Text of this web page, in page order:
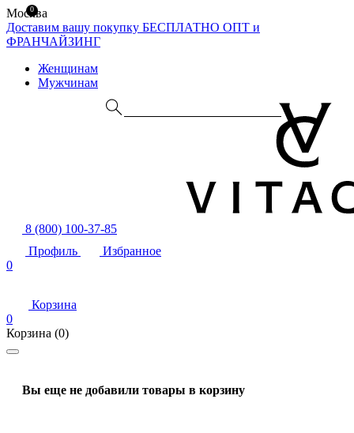
Москва
Доставим вашу покупку БЕСПЛАТНО ОПТ и
ФРАНЧАЙЗИНГ
Женщинам
Мужчинам
8 (800) 100-37-85
Профиль
Избранное
0
Корзина
0
Корзина (0)
Вы еще не добавили товары в корзину
0